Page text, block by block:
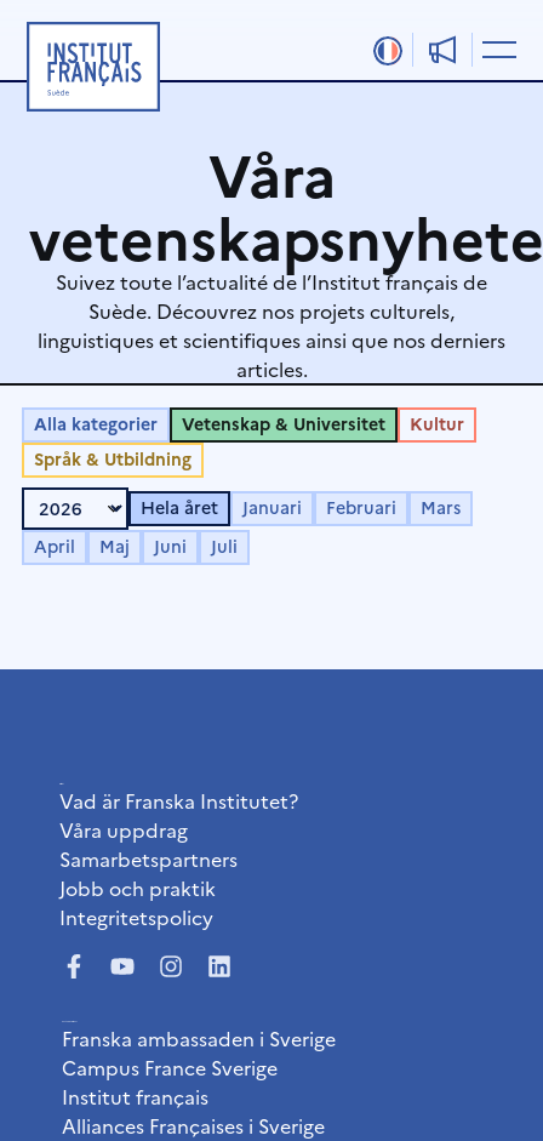
innehåll
Våra
Suivez toute l’actualité de l’Institut français de
Suède. Découvrez nos projets culturels,
linguistiques et scientifiques ainsi que nos derniers
articles.
Alla kategorier Vetenskap & Universitet
Kultur
Språk & Utbildning
Hela året Januari Februari
Mars
April
Maj Juni Juli
Vad är Franska Institutet?
Våra uppdrag
Samarbetspartners
Jobb och praktik
Integritetspolicy
Franska ambassaden i Sverige
Campus France Sverige
Institut français
Alliances Françaises i Sverige